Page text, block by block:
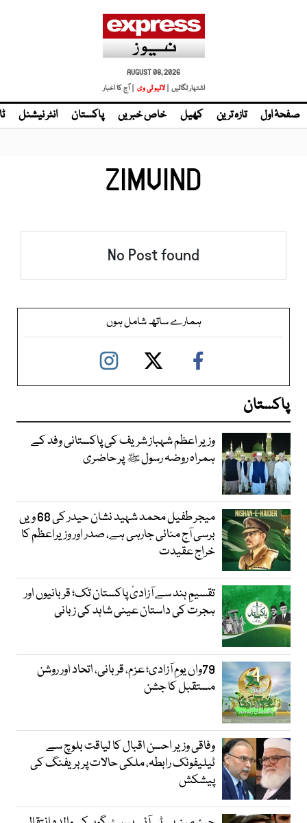
AUGUST 08, 2026
اشتہار لگائیں | لائیو ٹی وی | آج کا اخبار
صفحۂ اول تازہ ترین کھیل خاص خبریں پاکستان انٹر نیشنل
ZIMVIND
No Post found
ہمارے ساتھ شامل ہوں
پاکستان
وزیر اعظم شہباز شریف کی پاکستانی وفد کے
ہمراہ روضہ رسول ﷺ پر حاضری
میجر طفیل محمد شہید نشان حیدر کی 68 ویں
برسی آج منائی جارہی ہے، صدر اور وزیراعظم کا
خراج عقیدت
تقسیمِ ہند سے آزادیٔ پاکستان تک؛ قربانیوں اور
ہجرت کی داستان عینی شاہد کی زبانی
79واں یومِ آزادی؛ عزم، قربانی، اتحاد اور روشن
مستقبل کا جشن
وفاقی وزیر احسن اقبال کا لیاقت بلوچ سے
ٹیلیفونک رابطہ، ملکی حالات پر بریفنگ کی
پیشکش